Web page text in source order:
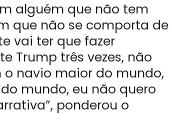
alguém que não tem
que não se comporta de
vai ter que fazer
Trump três vezes, não
navio maior do mundo,
mundo, eu não quero
ponderou o